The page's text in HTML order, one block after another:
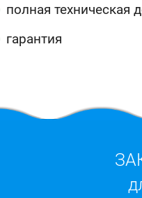
полная техническая
гарантия